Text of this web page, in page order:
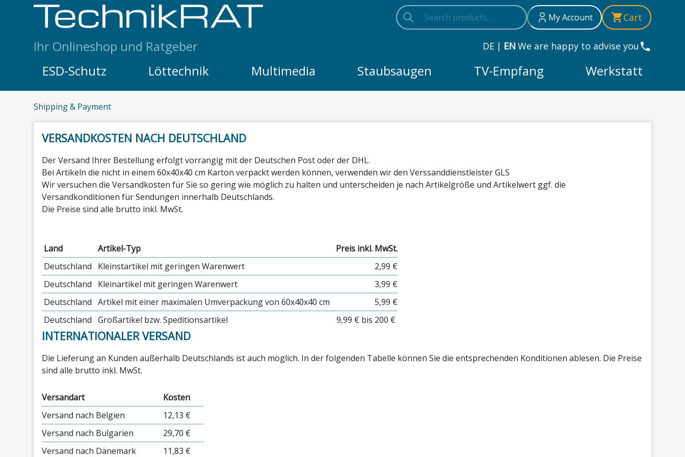
Skip to content
Search
Search
Search
My Account Cart
Ihr Onlineshop und Ratgeber DE | EN We are happy to advise you
ESD-Schutz Löttechnik Multimedia Staubsaugen TV-Empfang Werkstatt
Shipping & Payment
VERSANDKOSTEN NACH DEUTSCHLAND
Der Versand Ihrer Bestellung erfolgt vorrangig mit der Deutschen Post oder der DHL.
Bei Artikeln die nicht in einem 60x40x40 cm Karton verpackt werden können, verwenden wir den Verssanddienstleister GLS
Wir versuchen die Versandkosten für Sie so gering wie möglich zu halten und unterscheiden je nach Artikelgröße und Artikelwert ggf. die
Versandkonditionen für Sendungen innerhalb Deutschlands.
Die Preise sind alle brutto inkl. MwSt.
Land Artikel-Typ
Preis inkl. MwSt.
Deutschland
Kleinstartikel mit geringen Warenwert
2,99 €
Deutschland
Kleinartikel mit geringen Warenwert
3,99 €
Deutschland Artikel mit einer maximalen Umverpackung von 60x40x40 cm
5,99 €
Deutschland Großartikel bzw. Speditionsartikel 9,99 € bis 200 €
INTERNATIONALER VERSAND
Die Lieferung an Kunden außerhalb Deutschlands ist auch möglich. In der folgenden Tabelle können Sie die entsprechenden Konditionen ablesen. Die Preise
sind alle brutto inkl. MwSt.
Versandart
Kosten
Versand nach Belgien
12,13 €
Versand nach Bulgarien
29,70 €
Versand nach Dänemark
11,83 €